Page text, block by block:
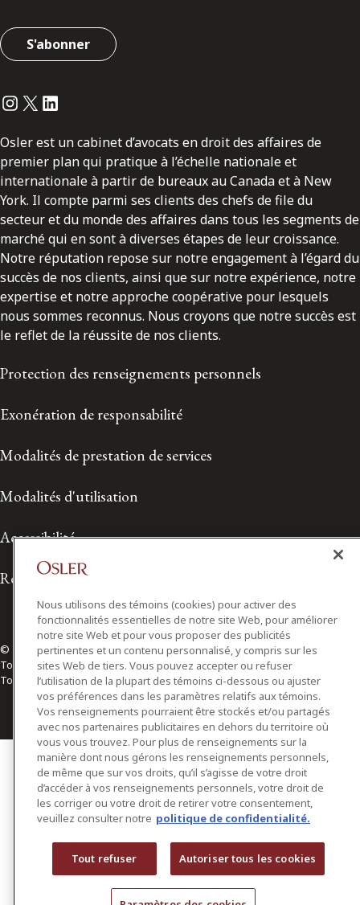
S'abonner
Instagram
Twitter
LinkedIn
Osler est un cabinet d’avocats en droit des affaires de
premier plan qui pratique à l’échelle nationale et
internationale à partir de bureaux au Canada et à New
York. Il compte parmi ses clients des chefs de file du
secteur et du monde des affaires dans tous les segments de
marché qui en sont à diverses étapes de leur croissance.
Notre réputation repose sur notre engagement à l’égard du
succès de nos clients, ainsi que sur notre expérience, notre
expertise et notre approche coopérative pour lesquels
nous sommes reconnus. Nous croyons que notre succès est
le reflet de la réussite de nos clients.
Protection des renseignements personnels
Exonération de responsabilité
Modalités de prestation de services
Modalités d'utilisation
Accessibilité
Relations avec les médias
© 2026 Osler, Hoskin & Harcourt S.E.N.C.R.L./s.r.l.
Tous droits réservés
Toronto | Montréal | Calgary | Vancouver | Ottawa | New York
Nous utilisons des témoins (cookies) pour activer des
fonctionnalités essentielles de notre site Web, pour améliorer
notre site Web et pour vous proposer des publicités
pertinentes et un contenu personnalisé, y compris sur les
sites Web de tiers. Vous pouvez accepter ou refuser
l’utilisation de la plupart des témoins ci-dessous ou ajuster
vos préférences dans les paramètres relatifs aux témoins.
Vos renseignements pourraient être stockés et/ou partagés
avec nos partenaires publicitaires en dehors du territoire où
vous vous trouvez. Pour plus de renseignements sur la
manière dont nous gérons les renseignements personnels,
de même que sur vos droits, qu’il s’agisse de votre droit
d’accéder à vos renseignements personnels, votre droit de
les corriger ou votre droit de retirer votre consentement,
veuillez consulter notre politique de confidentialité.
Tout refuser Autoriser tous les cookies